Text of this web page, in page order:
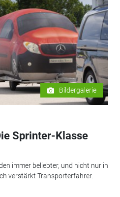
Bildergalerie
Sprinter-Klasse
immer beliebter, und nicht nur in
verstärkt Transporterfahrer.